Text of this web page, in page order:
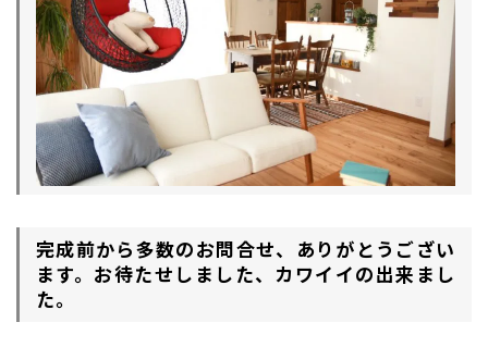
完成前から多数のお問合せ、ありがとうござい
ます。お待たせしました、カワイイの出来まし
た。